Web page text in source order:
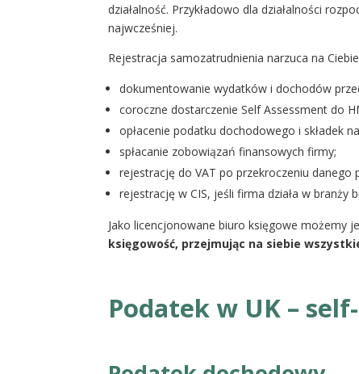
działalność. Przykładowo dla działalności
najwcześniej.
Rejestracja samozatrudnienia narzuca na
dokumentowanie wydatków i dochodów
coroczne dostarczenie Self Assessment do
opłacenie podatku dochodowego i składek
spłacanie zobowiązań finansowych firmy;
rejestrację do VAT po przekroczeniu danego
rejestrację w CIS, jeśli firma działa w branży
Jako licencjonowane biuro księgowe możemy
księgowość, przejmując na siebie
Podatek w UK –